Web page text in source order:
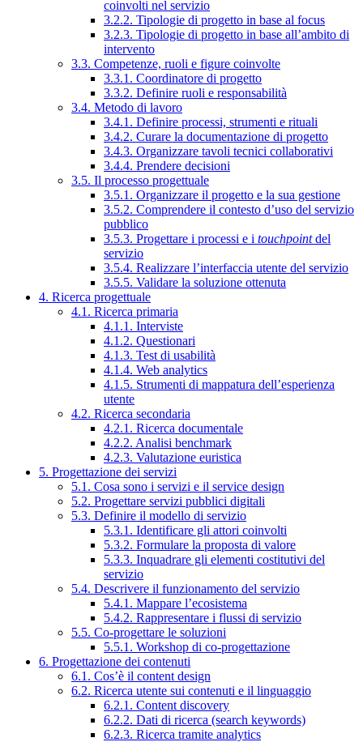
coinvolti nel servizio
3.2.2. Tipologie di progetto in base al focus
3.2.3. Tipologie di progetto in base all’ambito di
intervento
3.3. Competenze, ruoli e figure coinvolte
3.3.1. Coordinatore di progetto
3.3.2. Definire ruoli e responsabilità
3.4. Metodo di lavoro
3.4.1. Definire processi, strumenti e rituali
3.4.2. Curare la documentazione di progetto
3.4.3. Organizzare tavoli tecnici collaborativi
3.4.4. Prendere decisioni
3.5. Il processo progettuale
3.5.1. Organizzare il progetto e la sua gestione
3.5.2. Comprendere il contesto d’uso del servizio
pubblico
3.5.3. Progettare i processi e i touchpointdel
servizio
3.5.4. Realizzare l’interfaccia utente del servizio
3.5.5. Validare la soluzione ottenuta
4. Ricerca progettuale
4.1. Ricerca primaria
4.1.1. Interviste
4.1.2. Questionari
4.1.3. Test di usabilità
4.1.4. Web analytics
4.1.5. Strumenti di mappatura dell’esperienza
utente
4.2. Ricerca secondaria
4.2.1. Ricerca documentale
4.2.2. Analisi benchmark
4.2.3. Valutazione euristica
5. Progettazione dei servizi
5.1. Cosa sono i servizi e il service design
5.2. Progettare servizi pubblici digitali
5.3. Definire il modello di servizio
5.3.1. Identificare gli attori coinvolti
5.3.2. Formulare la proposta di valore
5.3.3. Inquadrare gli elementi costitutivi del
servizio
5.4. Descrivere il funzionamento del servizio
5.4.1. Mappare l’ecosistema
5.4.2. Rappresentare i flussi di servizio
5.5. Co-progettare le soluzioni
5.5.1. Workshop di co-progettazione
6. Progettazione dei contenuti
6.1. Cos’è il content design
6.2. Ricerca utente sui contenuti e il linguaggio
6.2.1. Content discovery
6.2.2. Dati di ricerca (search keywords)
6.2.3. Ricerca tramite analytics